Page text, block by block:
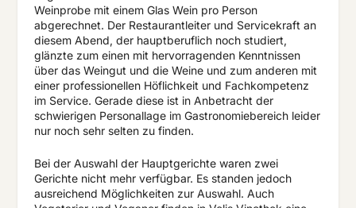
Weinprobe mit einem Glas Wein pro Person
abgerechnet. Der Restaurantleiter und Servicekraft an
diesem Abend, der hauptberuflich noch studiert,
glänzte zum einen mit hervorragenden Kenntnissen
über das Weingut und die Weine und zum anderen mit
einer professionellen Höflichkeit und Fachkompetenz
im Service. Gerade diese ist in Anbetracht der
schwierigen Personallage im Gastronomiebereich leider
nur noch sehr selten zu finden.
Bei der Auswahl der Hauptgerichte waren zwei
Gerichte nicht mehr verfügbar. Es standen jedoch
ausreichend Möglichkeiten zur Auswahl. Auch